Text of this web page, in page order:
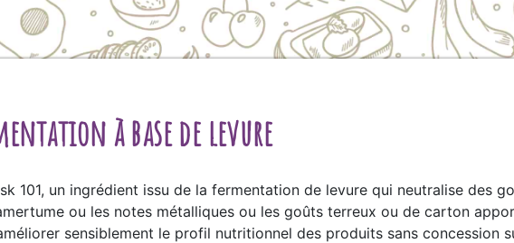
à base de levure
101, un ingrédient issu de la fermentation de levure qui neutralise des
ou les notes métalliques ou les goûts terreux ou de carton
sensiblement le profil nutritionnel des produits sans concession